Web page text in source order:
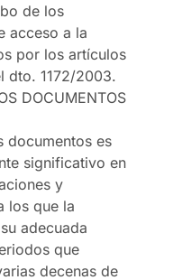
de los
acceso a la
por los artículos
dto. 1172/2003.
DOCUMENTOS
documentos es
significativo en
y
los que la
adecuada
que
decenas de